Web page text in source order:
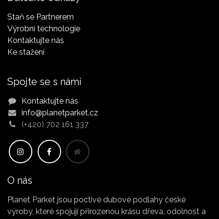
Staň se Partnerem
Výrobní technologie
Kontaktujte nás
Ke stažení
Spojte se s námi
Kontaktujte nás
info@planetparket.cz
(+420) 702 161 337
O nás
Planet Parket jsou poctivé dubové podlahy české
výroby, které spojují přirozenou krásu dřeva, odolnost a